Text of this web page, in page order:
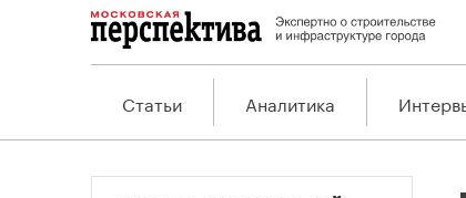
Статьи Аналитика